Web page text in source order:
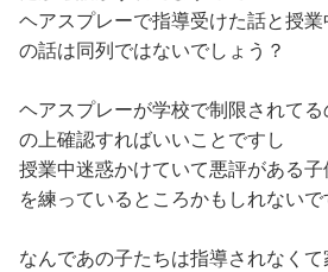
ヘアスプレーで指導受けた話と授
の話は同列ではないでしょう？
ヘアスプレーが学校で制限されて
の上確認すればいいことですし
授業中迷惑かけていて悪評がある
を練っているところかもしれないで
なんであの子たちは指導されなく